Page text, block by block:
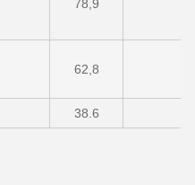
78,9
62,8
38.6